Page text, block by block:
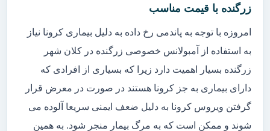
زرگنده با قیمت مناسب
امروزه با توجه به پاندمی رخ داده به دلیل بیماری کرونا نیاز
به استفاده از آمبولانس خصوصی زرگنده در کلان شهر
زرگنده بسیار اهمیت دارد زیرا که بسیاری از افرادی که
دارای بیماری به جز کرونا هستند در صورت در معرض قرار
گرفتن ویروس کرونا به دلیل ضعف ایمنی سریعا آلوده می
شوند و ممکن است که به مرگ بیمار منجر شود. به همین